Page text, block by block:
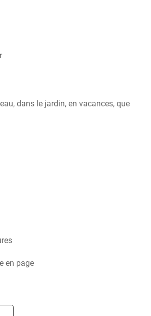
dans le jardin, en vacances, que
en page